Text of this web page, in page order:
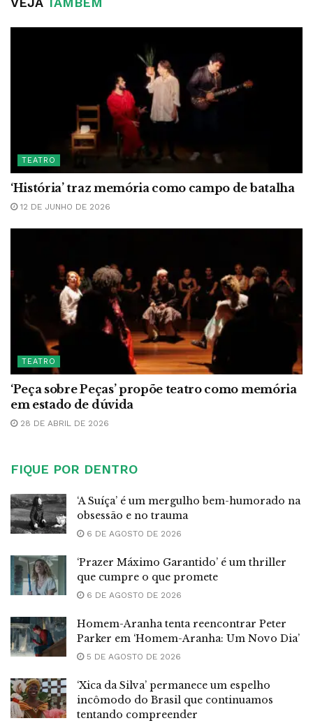
TEATRO
‘História’ traz memória como campo de batalha
12 DE JUNHO DE 2026
TEATRO
‘Peça sobre Peças’ propõe teatro como memória
em estado de dúvida
28 DE ABRIL DE 2026
FIQUE POR DENTRO
‘A Suíça’ é um mergulho bem-humorado na
obsessão e no trauma
6 DE AGOSTO DE 2026
‘Prazer Máximo Garantido’ é um thriller
que cumpre o que promete
6 DE AGOSTO DE 2026
Homem-Aranha tenta reencontrar Peter
Parker em ‘Homem-Aranha: Um Novo Dia’
5 DE AGOSTO DE 2026
‘Xica da Silva’ permanece um espelho
incômodo do Brasil que continuamos
tentando compreender